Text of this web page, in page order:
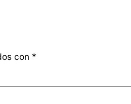
con *